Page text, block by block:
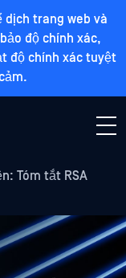
trang web và
độ chính xác,
độ chính xác tuyệt
Tóm tắt RSA